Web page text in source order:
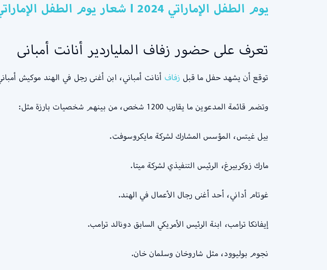
يوم الطفل الإماراتي 2024 l شعار يوم الطفل الإماراتي l اهداف وفعاليات يوم الطفل الاماراتي
تعرف على حضور زفاف الملياردير أنانت أمبانى
توقع أن يشهد حفل ما قبل زفاف أنانت أمباني، ابن أغنى رجل في الهند موكيش
وتضم قائمة المدعوين ما يقارب 1200 شخص، من بينهم شخصيات بارزة مثل:
بيل غيتس، المؤسس المشارك لشركة مايكروسوفت.
مارك زوكربيرغ، الرئيس التنفيذي لشركة ميتا.
غوتام أداني، أحد أغنى رجال الأعمال في الهند.
إيفانكا ترامب، ابنة الرئيس الأمريكي السابق دونالد ترامب.
نجوم بوليوود، مثل شاروخان وسلمان خان.